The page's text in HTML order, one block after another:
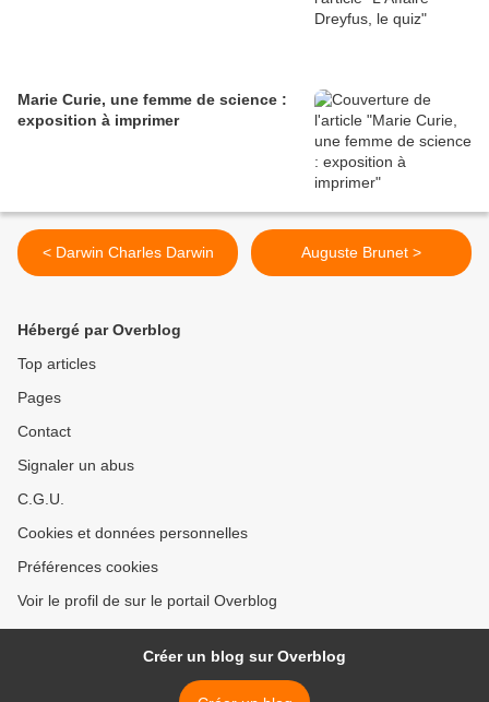
Marie Curie, une femme de science :
exposition à imprimer
< Darwin Charles Darwin Auguste Brunet >
Hébergé par Overblog
Top articles
Pages
Contact
Signaler un abus
C.G.U.
Cookies et données personnelles
Préférences cookies
Voir le profil de sur le portail Overblog
Créer un blog sur Overblog